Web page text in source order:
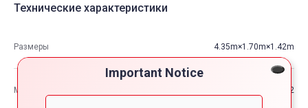
Important Notice
Технические характеристики
Размеры 4.35m×1.70m×1.42m
М3 10.42